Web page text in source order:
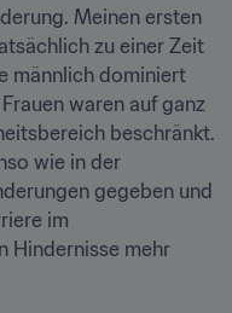
Meinen ersten
zu einer Zeit
männlich dominiert
waren auf ganz
beschränkt.
wie in der
gegeben und
im
Hindernisse mehr